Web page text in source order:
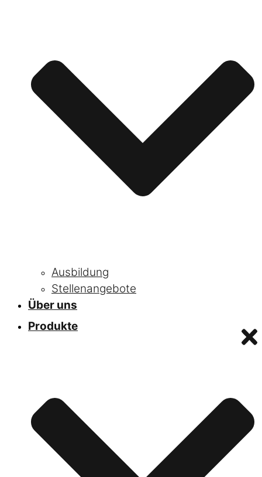
Ausbildung
Stellenangebote
Über uns
Produkte